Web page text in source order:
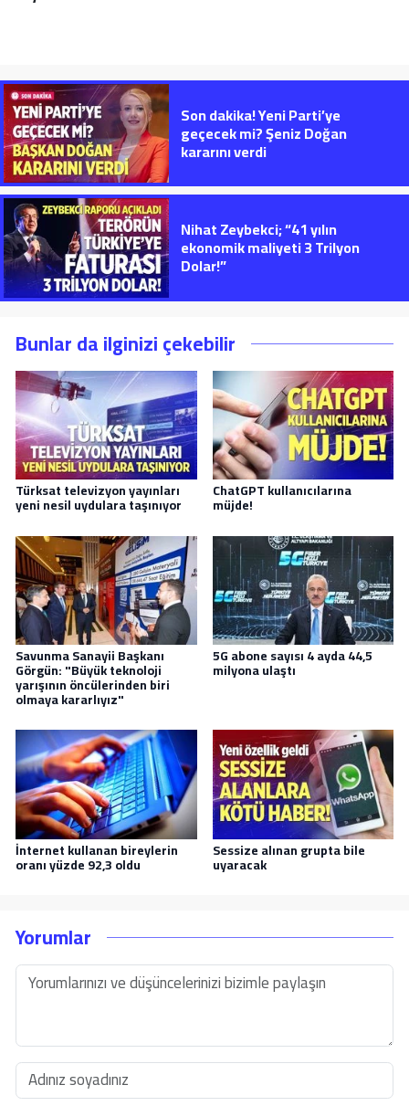
Son dakika! Yeni Parti’ye
geçecek mi? Şeniz Doğan
kararını verdi
Nihat Zeybekci; “41 yılın
ekonomik maliyeti 3 Trilyon
Dolar!”
Bunlar da ilginizi çekebilir
Türksat televizyon yayınları
yeni nesil uydulara taşınıyor
ChatGPT kullanıcılarına
müjde!
Savunma Sanayii Başkanı
Görgün: "Büyük teknoloji
yarışının öncülerinden biri
olmaya kararlıyız"
5G abone sayısı 4 ayda 44,5
milyona ulaştı
İnternet kullanan bireylerin
oranı yüzde 92,3 oldu
Sessize alınan grupta bile
uyaracak
Yorumlar